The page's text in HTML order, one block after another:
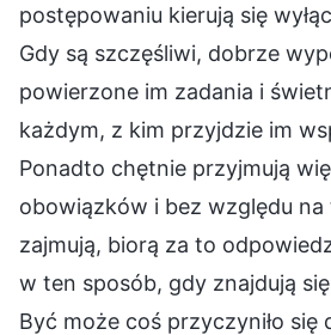
postępowaniu kierują się
Gdy są szczęśliwi, dobrze
powierzone im zadania i
każdym, z kim przyjdzie im
Ponadto chętnie przyjmują
obowiązków i bez względu na
zajmują, biorą za to
w ten sposób, gdy znajdują
Być może coś przyczyniło się